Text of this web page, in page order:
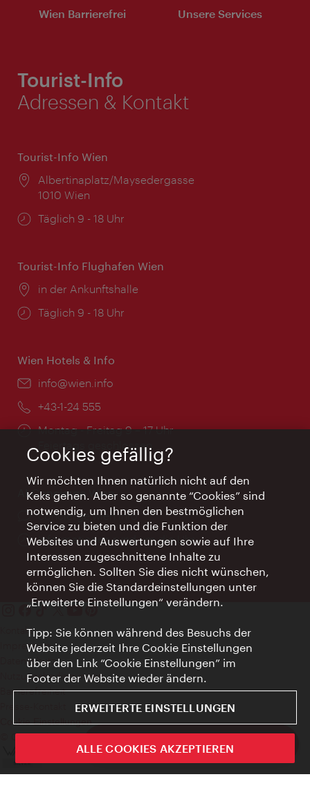
ivie - Die offizielle City Guide App
Wien Barrierefrei Unsere Services
Tourist-Info
Adressen & Kontakt
Tourist-Info Wien
Ort:
Albertinaplatz/Maysedergasse
1010 Wien
Öffnungszeiten:
Täglich 9 - 18 Uhr
Tourist-Info Flughafen Wien
Ort:
in der Ankunftshalle
Öffnungszeiten:
Täglich 9 - 18 Uhr
Wien Hotels & Info
Email:
info@wien.info
Telefon:
+43-1-24 555
Öffnungszeiten:
Montag - Freitag 9 – 17 Uhr
Feiertags geschlossen
AI Concierge Wien
Ort:
concierge.wien.info
Öffnungszeiten:
Informationen rund um die Uhr
Kontakt
Impressum
Datenschutz
Nutzungsbedingungen
Barrierefreiheit
Cookie Einstellungen
© Copyright WienTourismus
Cookies gefällig?
Wir möchten Ihnen natürlich nicht auf den
Keks gehen. Aber so genannte “Cookies” sind
notwendig, um Ihnen den bestmöglichen
Service zu bieten und die Funktion der
Websites und Auswertungen sowie auf Ihre
Interessen zugeschnittene Inhalte zu
ermöglichen. Sollten Sie dies nicht wünschen,
können Sie die Standardeinstellungen unter
„Erweiterte Einstellungen“ verändern.
Tipp: Sie können während des Besuchs der
Website jederzeit Ihre Cookie Einstellungen
über den Link “Cookie Einstellungen” im
Footer der Website wieder ändern.
ERWEITERTE EINSTELLUNGEN
ALLE COOKIES AKZEPTIEREN